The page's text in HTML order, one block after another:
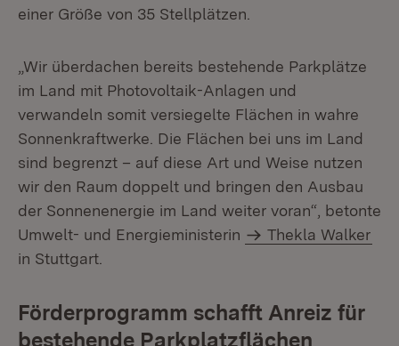
einer Größe von 35 Stellplätzen.
„Wir überdachen bereits bestehende Parkplätze
im Land mit Photovoltaik-Anlagen und
verwandeln somit versiegelte Flächen in wahre
Sonnenkraftwerke. Die Flächen bei uns im Land
sind begrenzt – auf diese Art und Weise nutzen
wir den Raum doppelt und bringen den Ausbau
der Sonnenenergie im Land weiter voran“, betonte
Umwelt- und Energieministerin
Thekla Walker
in Stuttgart.
Förderprogramm schafft Anreiz für
bestehende Parkplatzflächen